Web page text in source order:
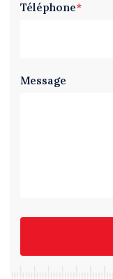
Téléphone*
Message